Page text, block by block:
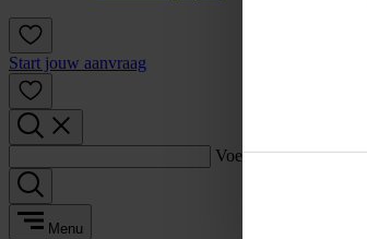
Start jouw aanvraag
Voer een zoekterm in:
Menu